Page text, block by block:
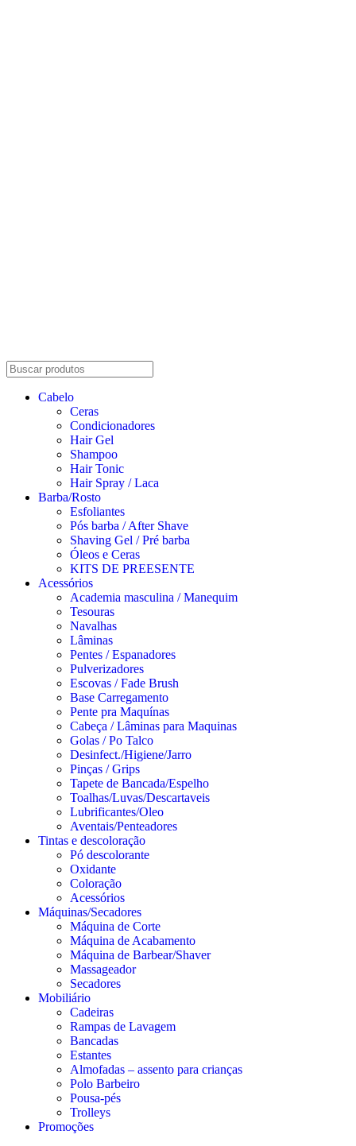
Cabelo
Ceras
Condicionadores
Hair Gel
Shampoo
Hair Tonic
Hair Spray / Laca
Barba/Rosto
Esfoliantes
Pós barba / After Shave
Shaving Gel / Pré barba
Óleos e Ceras
KITS DE PREESENTE
Acessórios
Academia masculina / Manequim
Tesouras
Navalhas
Lâminas
Pentes / Espanadores
Pulverizadores
Escovas / Fade Brush
Base Carregamento
Pente pra Maquínas
Cabeça / Lâminas para Maquinas
Golas / Po Talco
Desinfect./Higiene/Jarro
Pinças / Grips
Tapete de Bancada/Espelho
Toalhas/Luvas/Descartaveis
Lubrificantes/Oleo
Aventais/Penteadores
Tintas e descoloração
Pó descolorante
Oxidante
Coloração
Acessórios
Máquinas/Secadores
Máquina de Corte
Máquina de Acabamento
Máquina de Barbear/Shaver
Massageador
Secadores
Mobiliário
Cadeiras
Rampas de Lavagem
Bancadas
Estantes
Almofadas – assento para crianças
Polo Barbeiro
Pousa-pés
Trolleys
Promoções